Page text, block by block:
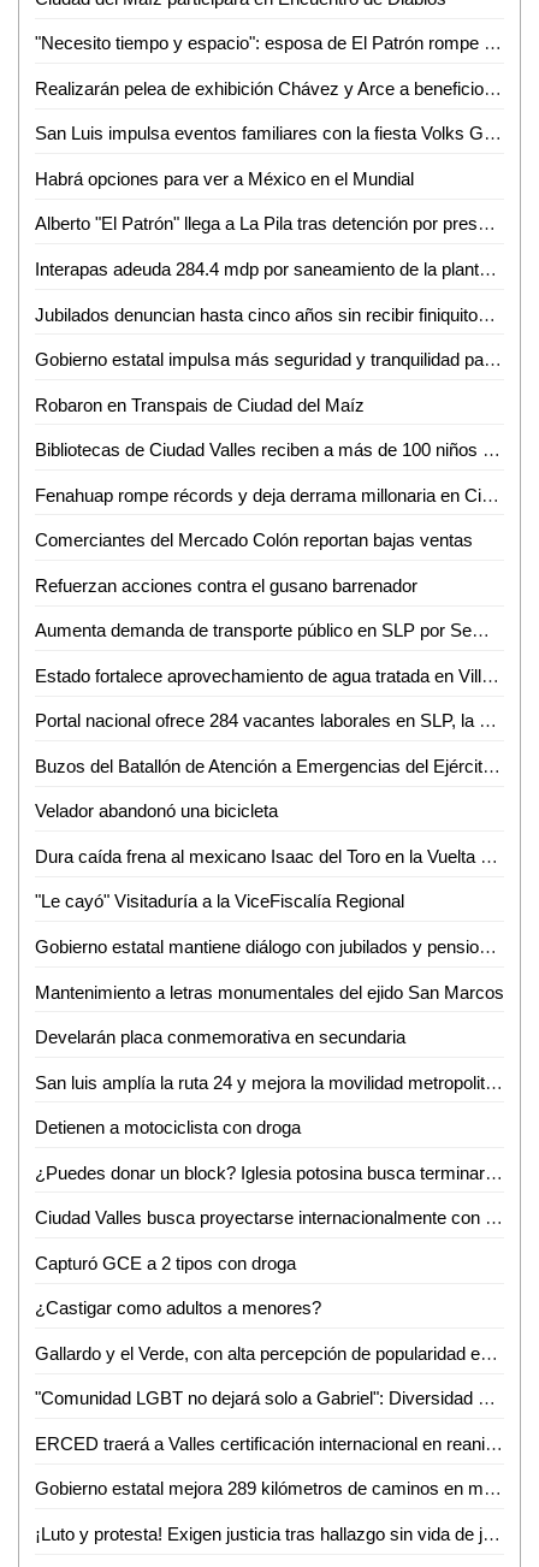
"Necesito tiempo y espacio": esposa de El Patrón rompe el silencio tras su detención por presunta violencia
Realizarán pelea de exhibición Chávez y Arce a beneficio en Puebla
San Luis impulsa eventos familiares con la fiesta Volks Girls
Habrá opciones para ver a México en el Mundial
Alberto "El Patrón" llega a La Pila tras detención por presuntas agresiones
Interapas adeuda 284.4 mdp por saneamiento de la planta de aguas residuales Tanque Tenorio
Jubilados denuncian hasta cinco años sin recibir finiquitos en SLP
Gobierno estatal impulsa más seguridad y tranquilidad para las y los potosinos
Robaron en Transpais de Ciudad del Maíz
Bibliotecas de Ciudad Valles reciben a más de 100 niños en sus talleres de primavera
Fenahuap rompe récords y deja derrama millonaria en Ciudad Valles: David Medina
Comerciantes del Mercado Colón reportan bajas ventas
Refuerzan acciones contra el gusano barrenador
Aumenta demanda de transporte público en SLP por Semana Santa y Pascua
Estado fortalece aprovechamiento de agua tratada en Villa de Reyes
Portal nacional ofrece 284 vacantes laborales en SLP, la mayoría en la capital
Buzos del Batallón de Atención a Emergencias del Ejército Mexicano rescatan a un minero en el municipio de El Rosario, Sin.
Velador abandonó una bicicleta
Dura caída frena al mexicano Isaac del Toro en la Vuelta al País Vasco
"Le cayó" Visitaduría a la ViceFiscalía Regional
Gobierno estatal mantiene diálogo con jubilados y pensionados
Mantenimiento a letras monumentales del ejido San Marcos
Develarán placa conmemorativa en secundaria
San luis amplía la ruta 24 y mejora la movilidad metropolitana
Detienen a motociclista con droga
¿Puedes donar un block? Iglesia potosina busca terminar su centro administrativo en Valles
Ciudad Valles busca proyectarse internacionalmente con evento de ganado Brahman
Capturó GCE a 2 tipos con droga
¿Castigar como adultos a menores?
Gallardo y el Verde, con alta percepción de popularidad en SLP: Roy Campos
"Comunidad LGBT no dejará solo a Gabriel": Diversidad e Igualdad alza la voz por su asesinato
ERCED traerá a Valles certificación internacional en reanimación cardiopulmonar
Gobierno estatal mejora 289 kilómetros de caminos en marzo
¡Luto y protesta! Exigen justicia tras hallazgo sin vida de joven enfermero vallense